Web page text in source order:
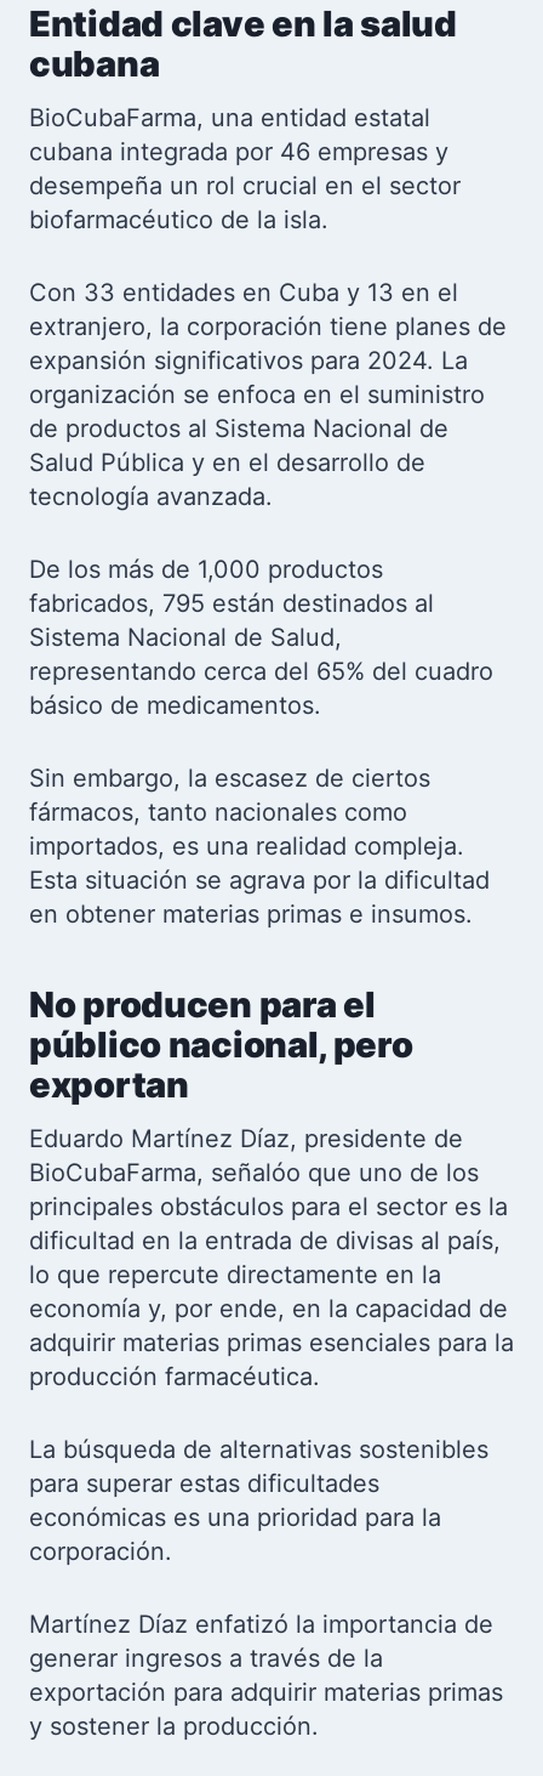
Entidad clave en la salud
cubana
BioCubaFarma, una entidad estatal
cubana integrada por 46 empresas y
desempeña un rol crucial en el sector
biofarmacéutico de la isla.
Con 33 entidades en Cuba y 13 en el
extranjero, la corporación tiene planes de
expansión significativos para 2024. La
organización se enfoca en el suministro
de productos al Sistema Nacional de
Salud Pública y en el desarrollo de
tecnología avanzada.
De los más de 1,000 productos
fabricados, 795 están destinados al
Sistema Nacional de Salud,
representando cerca del 65% del cuadro
básico de medicamentos.
Sin embargo, la escasez de ciertos
fármacos, tanto nacionales como
importados, es una realidad compleja.
Esta situación se agrava por la dificultad
en obtener materias primas e insumos.
No producen para el
público nacional, pero
exportan
Eduardo Martínez Díaz, presidente de
BioCubaFarma, señalóo que uno de los
principales obstáculos para el sector es la
dificultad en la entrada de divisas al país,
lo que repercute directamente en la
economía y, por ende, en la capacidad de
adquirir materias primas esenciales para la
producción farmacéutica.
La búsqueda de alternativas sostenibles
para superar estas dificultades
económicas es una prioridad para la
corporación.
Martínez Díaz enfatizó la importancia de
generar ingresos a través de la
exportación para adquirir materias primas
y sostener la producción.